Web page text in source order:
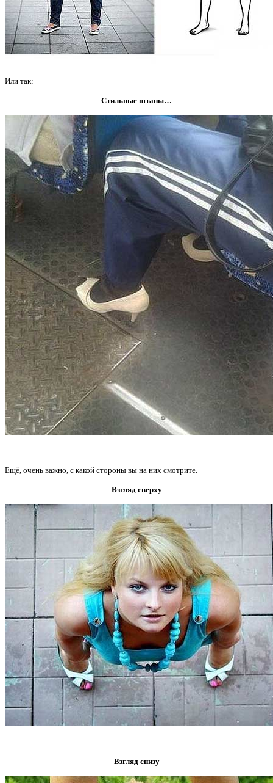
Или так:
Стильные штаны…
Ещё, очень важно, с какой стороны вы на них смотрите.
Взгляд сверху
Взгляд снизу